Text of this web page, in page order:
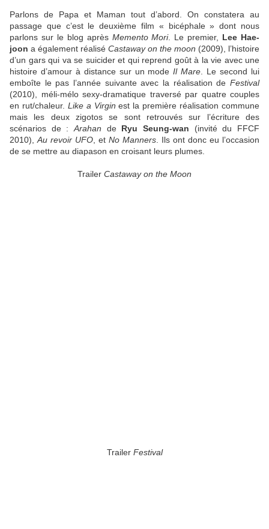
Parlons de Papa et Maman tout d’abord. On constatera au
passage que c’est le deuxième film « bicéphale » dont nous
parlons sur le blog après Memento Mori. Le premier, Lee Hae-
joon a également réalisé Castaway on the moon (2009), l’histoire
d’un gars qui va se suicider et qui reprend goût à la vie avec une
histoire d’amour à distance sur un modeIl Mare . Le second lui
emboîte le pas l’année suivante avec la réalisation de Festival
(2010), méli-mélo sexy-dramatique traversé par quatre couples
en rut/chaleur. Like a Virgin est la première réalisation commune
mais les deux zigotos se sont retrouvés sur l’écriture des
scénarios de : Arahan de Ryu Seung-wan (invité du FFCF
2010), Au revoir UFO , et No Manners . Ils ont donc eu l’occasion
de se mettre au diapason en croisant leurs plumes.
Trailer Castaway on the Moon
Trailer Festival